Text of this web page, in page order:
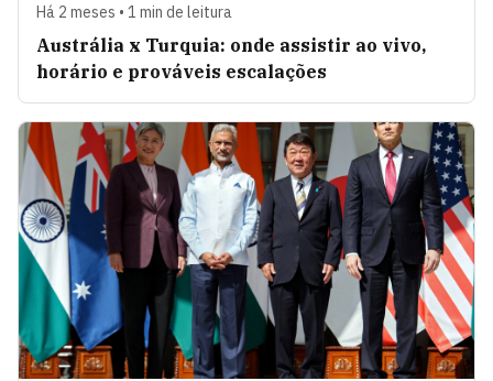
Há 2 meses • 1 min de leitura
Austrália x Turquia: onde assistir ao vivo,
horário e prováveis escalações